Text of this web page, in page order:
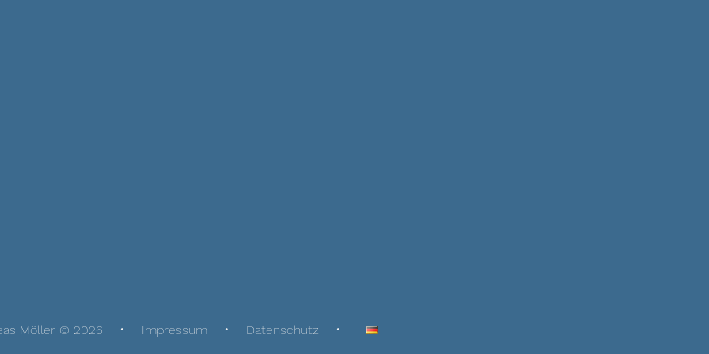
Möller © 2026 Impressum Datenschutz